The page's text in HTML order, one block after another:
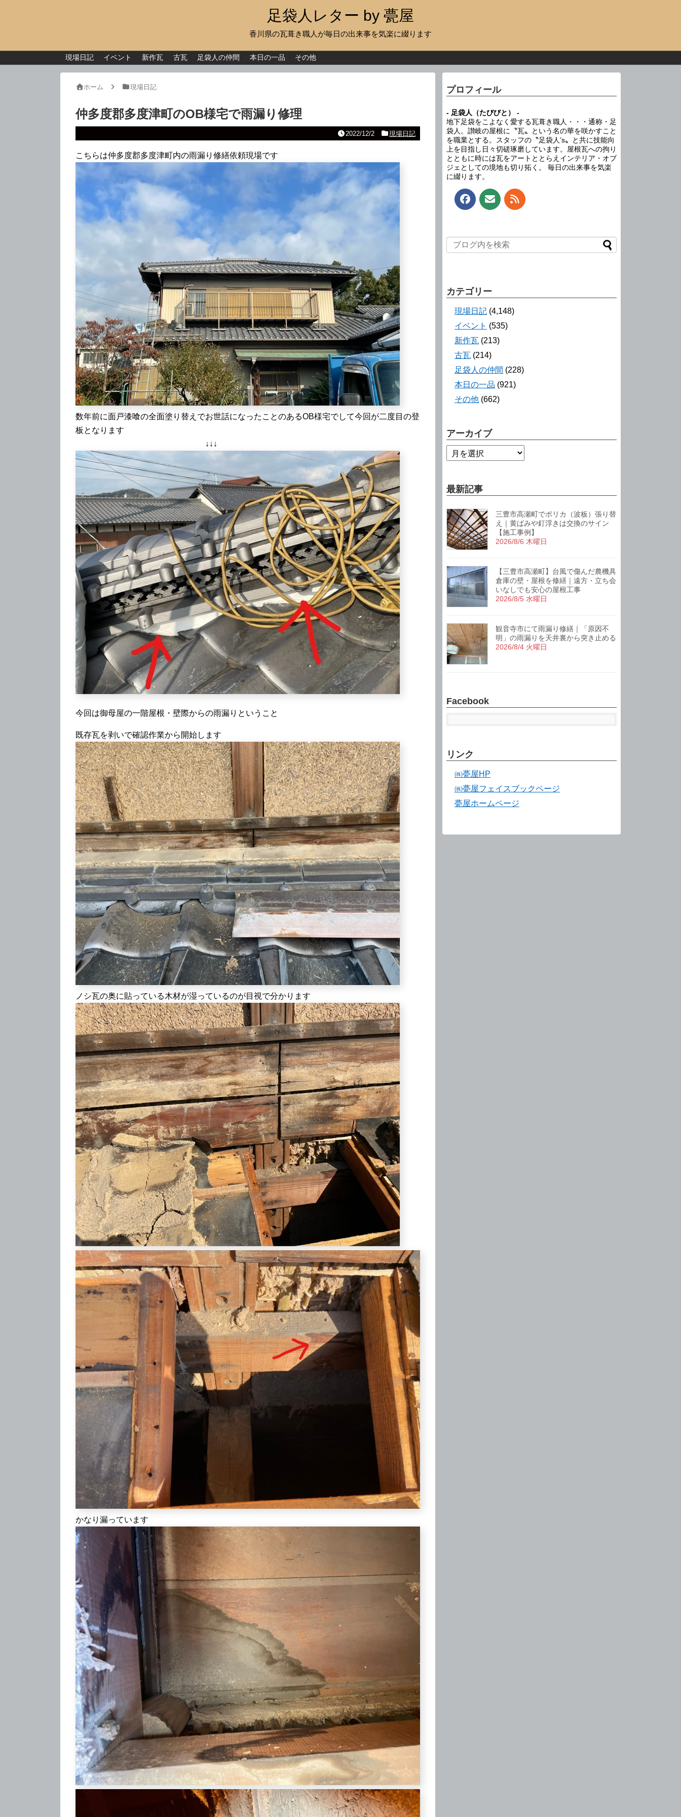
足袋人レター by 甍屋
香川県の瓦葺き職人が毎日の出来事を気楽に綴ります
現場日記 イベント 新作瓦 古瓦 足袋人の仲間 本日の一品 その他
ホーム 現場日記
仲多度郡多度津町のOB様宅で雨漏り修理
2022/12/2 現場日記
こちらは仲多度郡多度津町内の雨漏り修繕依頼現場です
数年前に面戸漆喰の全面塗り替えでお世話になったことのあるOB様宅でして今回が二度目の登
板となります
↓↓↓
今回は御母屋の一階屋根・壁際からの雨漏りということ
既存瓦を剥いで確認作業から開始します
ノシ瓦の奥に貼っている木材が湿っているのが目視で分かります
かなり漏っています
プロフィール
- 足袋人（たびびと） -
地下足袋をこよなく愛する瓦葺き職人・・・通称・足
袋人。讃岐の屋根に〝瓦〟という名の華を咲かすこと
を職業とする。スタッフの〝足袋人’s〟と共に技能向
上を目指し日々切磋琢磨しています。屋根瓦への拘り
とともに時には瓦をアートととらえインテリア・オブ
ジェとしての境地も切り拓く。 毎日の出来事を気楽
に綴ります。
カテゴリー
現場日記 (4,148)
イベント (535)
新作瓦 (213)
古瓦 (214)
足袋人の仲間 (228)
本日の一品 (921)
その他 (662)
アーカイブ
最新記事
三豊市高瀬町でポリカ（波板）張り替
え｜黄ばみや釘浮きは交換のサイン
【施工事例】
2026/8/6 木曜日
【三豊市高瀬町】台風で傷んだ農機具
倉庫の壁・屋根を修繕｜遠方・立ち会
いなしでも安心の屋根工事
2026/8/5 水曜日
観音寺市にて雨漏り修繕｜「原因不
明」の雨漏りを天井裏から突き止める
2026/8/4 火曜日
Facebook
リンク
㈱甍屋HP
㈱甍屋フェイスブックページ
甍屋ホームページ
現場日記
イベント
足袋人の仲間
本日の一品
その他